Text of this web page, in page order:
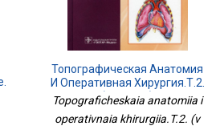
Топографическая Анатомия
И Оперативная Хирургия.Т.2.
(в 2-Х Тт.)
Topograficheskaia anatomiia i
operativnaia khirurgiia.T.2. (v